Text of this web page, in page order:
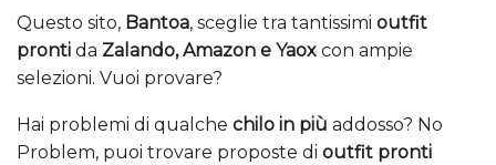
Questo sito, Bantoa, sceglie tra tantissimi outfit
pronti da Zalando, Amazon e Yaox con ampie
selezioni. Vuoi provare?
Hai problemi di qualche chilo in più addosso? No
Problem, puoi trovare proposte di outfit pronti